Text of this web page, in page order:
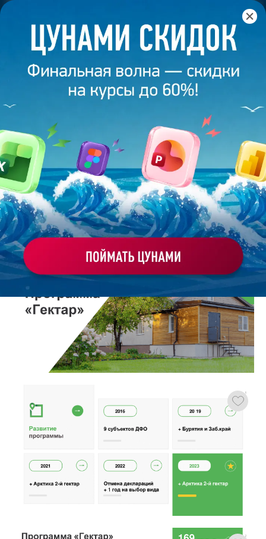
Главная /Банк слайдов / Презентация 380 – Работа
выпускницы Bonnie&Slide
ПРЕЗЕНТАЦИЯ 380 - РАБОТА
ВЫПУСКНИЦЫ BONNIE&SLIDE
Моё избранное
Работа
студента
ХОЧУ ЗАКАЗАТЬ ТАКУЮ ПРЕЗЕНТАЦИЮ